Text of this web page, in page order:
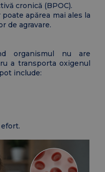
cronică (BPOC).
apărea mai ales la
de agravare.
organismul nu are
a transporta oxigenul
include: